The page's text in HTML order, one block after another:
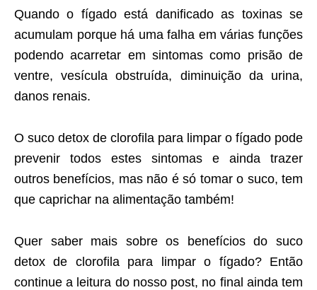
Quando o fígado está danificado as toxinas se
acumulam porque há uma falha em várias funções
podendo acarretar em sintomas como prisão de
ventre, vesícula obstruída, diminuição da urina,
danos renais.
O suco detox de clorofila para limpar o fígado pode
prevenir todos estes sintomas e ainda trazer
outros benefícios, mas não é só tomar o suco, tem
que caprichar na alimentação também!
Quer saber mais sobre os benefícios do suco
detox de clorofila para limpar o fígado? Então
continue a leitura do nosso post, no final ainda tem